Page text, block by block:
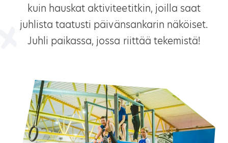
kuin hauskat aktiviteetitkin, joilla saat
juhlista taatusti päivänsankarin näköiset.
Juhli paikassa, jossa riittää tekemistä!